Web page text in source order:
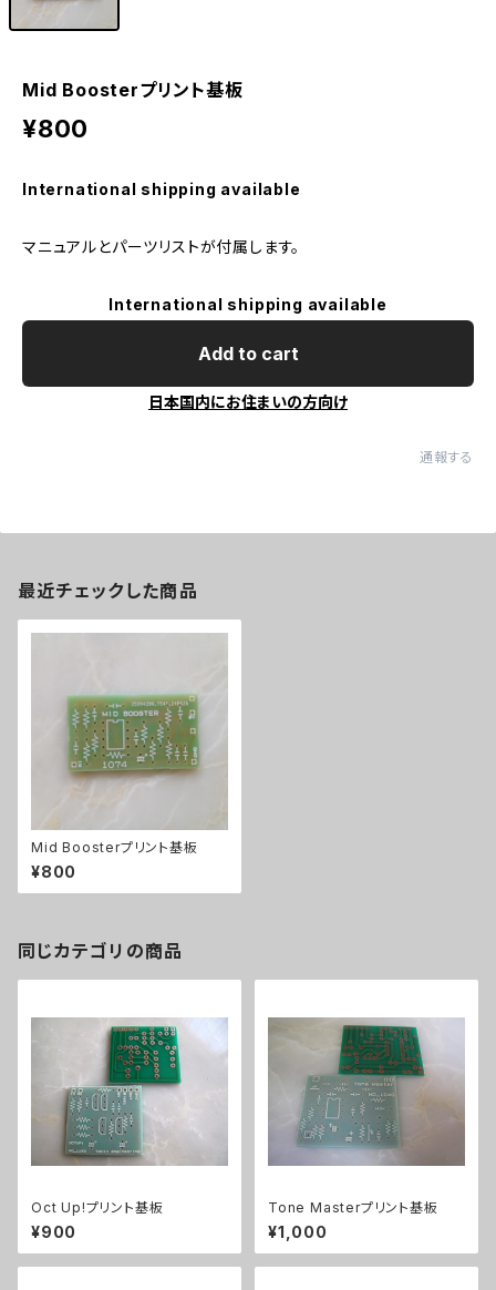
Mid Boosterプリント基板
¥800
International shipping available
マニュアルとパーツリストが付属します。
International shipping available
Add to cart
日本国内にお住まいの方向け
通報する
最近チェックした商品
Mid Boosterプリント基板
¥800
同じカテゴリの商品
Oct Up!プリント基板
¥900
Tone Masterプリント基板
¥1,000